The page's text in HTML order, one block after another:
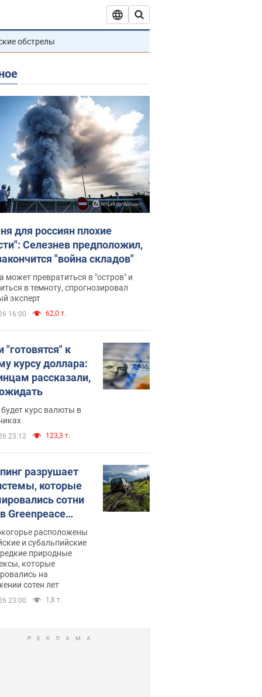
обстрелы
для россиян плохие
Селезнев предположил,
"война складов"
может превратиться в "остров" и
в темноту, спрогнозировал
эксперт
16:00 62,0 т.
"готовятся" к
курсу доллара:
рассказали,
курс валюты в
23:12 123,3 т.
разрушает
которые
сотни
Greenpeace
тревогурасположены
и субальпийские
природные
которые
на
сотен лет
23:00 1,8 т.